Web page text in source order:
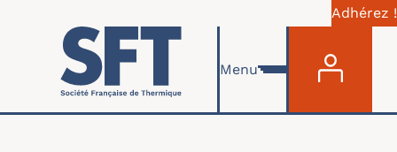
Aller au contenu principal
Adhérez !
Menu